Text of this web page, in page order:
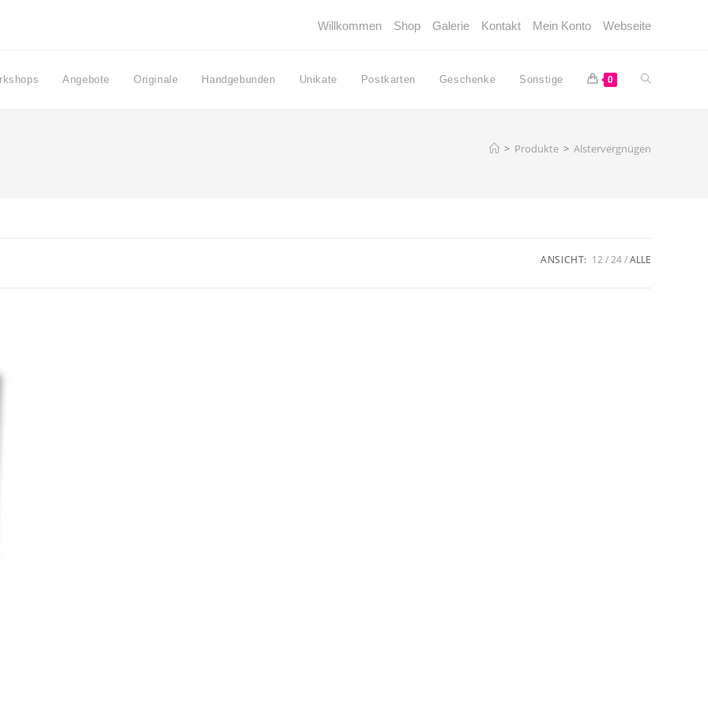
Willkommen Shop Galerie Kontakt Mein Konto Webseite
Angebote Originale Handgebunden Unikate Postkarten Geschenke Sonstige 0 Website-
> Produkte > Alstervergnügen
ANSICHT: 12 24 ALLE